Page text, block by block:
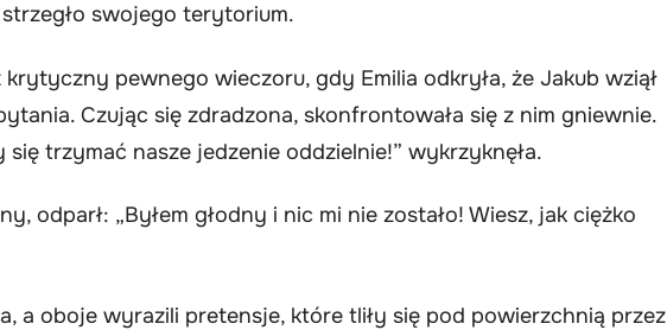
swojego terytorium.
pewnego wieczoru, gdy Emilia odkryła, że Jakub wziął
Czując się zdradzona, skonfrontowała się z nim gniewnie.
się trzymać nasze jedzenie oddzielnie!” wykrzyknęła.
odparł: „Byłem głodny i nic mi nie zostało! Wiesz, jak ciężko
a oboje wyrazili pretensje, które tliły się pod powierzchnią przez